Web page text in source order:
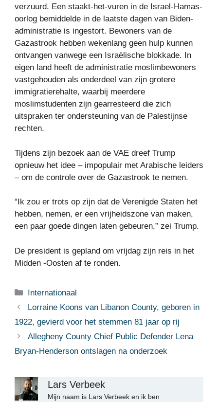
verzuurd. Een staakt-het-vuren in de Israel-Hamas-
oorlog bemiddelde in de laatste dagen van Biden-
administratie is ingestort. Bewoners van de
Gazastrook hebben wekenlang geen hulp kunnen
ontvangen vanwege een Israëlische blokkade. In
eigen land heeft de administratie moslimbewoners
vastgehouden als onderdeel van zijn grotere
immigratierehalte, waarbij meerdere
moslimstudenten zijn gearresteerd die zich
uitspraken ter ondersteuning van de Palestijnse
rechten.
Tijdens zijn bezoek aan de VAE dreef Trump
opnieuw het idee – impopulair met Arabische leiders
– om de controle over de Gazastrook te nemen.
“Ik zou er trots op zijn dat de Verenigde Staten het
hebben, nemen, er een vrijheidszone van maken,
een paar goede dingen laten gebeuren,” zei Trump.
De president is gepland om vrijdag zijn reis in het
Midden -Oosten af ​​te ronden.
Categorieën
Internationaal
Lorraine Koons van Libanon County, geboren in
1922, gevierd voor het stemmen 81 jaar op rij
Allegheny County Chief Public Defender Lena
Bryan-Henderson ontslagen na onderzoek
Lars Verbeek
Mijn naam is Lars Verbeek en ik ben